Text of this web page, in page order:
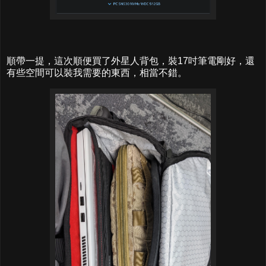
順帶一提，這次順便買了外星人背包，裝17吋筆電剛好，還
有些空間可以裝我需要的東西，相當不錯。